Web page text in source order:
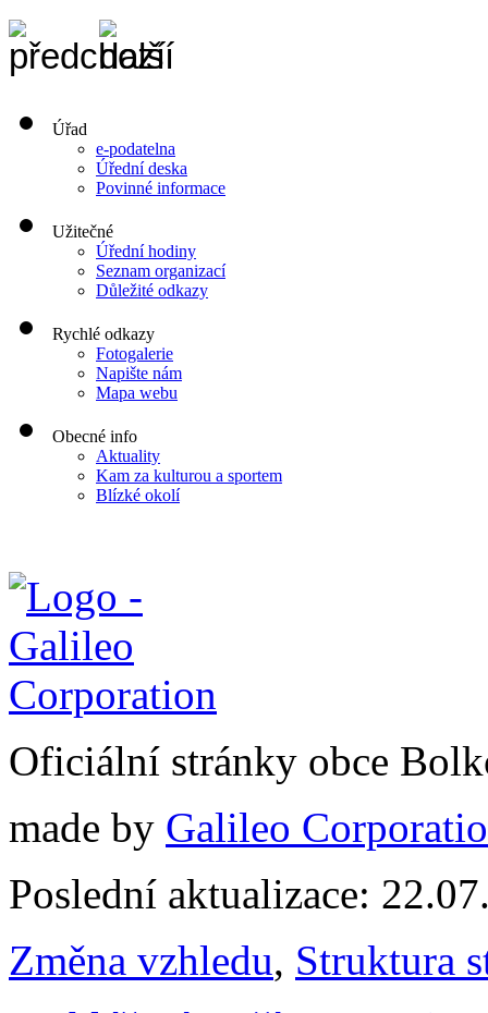
Úřad
e-podatelna
Úřední deska
Povinné informace
Užitečné
Úřední hodiny
Seznam organizací
Důležité odkazy
Rychlé odkazy
Fotogalerie
Napište nám
Mapa webu
Obecné info
Aktuality
Kam za kulturou a sportem
Blízké okolí
Oficiální stránky obce
made by Galileo
Poslední aktualizace:
Změna vzhledu, Struktura